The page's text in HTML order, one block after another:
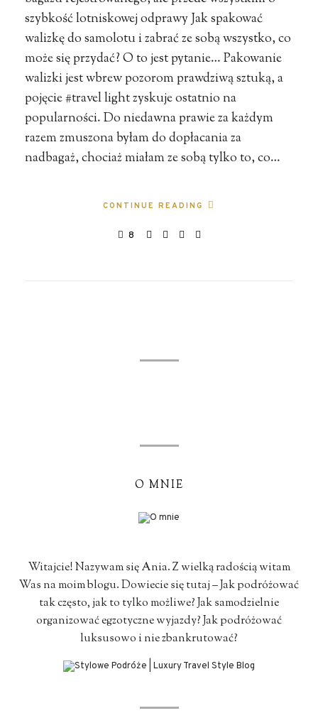
szybkość lotniskowej odprawy Jak spakować
walizkę do samolotu i zabrać ze sobą wszystko, co
może się przydać? O to jest pytanie… Pakowanie
walizki jest wbrew pozorom prawdziwą sztuką, a
pojęcie #travel light zyskuje ostatnio na
popularności. Do niedawna prawie za każdym
razem zmuszona byłam do dopłacania za
nadbagaż, chociaż miałam ze sobą tylko to, co…
CONTINUE READING
8
O MNIE
Witajcie! Nazywam się Ania. Z wielką radością witam
Was na moim blogu. Dowiecie się tutaj – Jak podróżować
tak często, jak to tylko możliwe? Jak samodzielnie
organizować egzotyczne wyjazdy? Jak podróżować
luksusowo i nie zbankrutować?